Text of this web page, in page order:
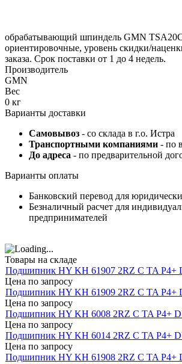
обрабатывающий шпиндель GMN
ориентировочные, уровень скидки/
заказа. Срок поставки от 1 до 4 недель.
Производитель
GMN
Вес
0 кг
Варианты доставки
Самовывоз - со склада в г.о. Истра
Транспортными компаниями - по
До адреса - по предварительной
Варианты оплаты
Банковский перевод для
Безналичный расчет для
предпринимателей
Товары на складе
Подшипник HY KH 61907 2RZ C TA P4+
Цена по запросу
Подшипник HY KH 61909 2RZ C TA P4+
Цена по запросу
Подшипник HY KH 6008 2RZ C TA P4+
Цена по запросу
Подшипник HY KH 6014 2RZ C TA P4+
Цена по запросу
Подшипник HY KH 61908 2RZ C TA P4+